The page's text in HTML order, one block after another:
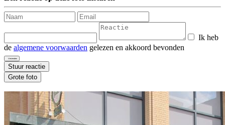
Ik heb
de algemene voorwaarden gelezen en akkoord bevonden